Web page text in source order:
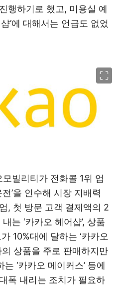
행하기로 했고, 미용실 예
’에 대해서는 언급도 없었
빌리티가 전화콜 1위 업
’을 인수해 시장 지배력
, 첫 방문 고객 결제액의 2
는 ‘카카오 헤어샵’, 상품
10%대에 달하는 ‘카카오
의 상품을 주로 판매하지만
‘카카오 메이커스’ 등에
폭 내리는 조치가 필요하